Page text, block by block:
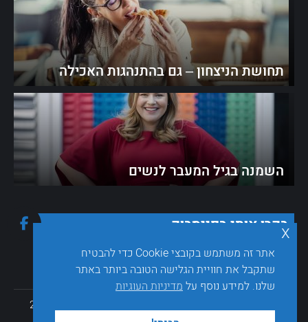
תחושת הניצחון – גם בהתנהגות האכילה
השמנה בגיל המעבר לנשים
בקרו אותי בפייסבוק
אתר זה משתמש בקובצי Cookie כדי להבטיח
שתקבל את חוויית הגלישה הטובה ביותר באתר
שלנו. למידע נוסף עלמדיניות העוגיות
x